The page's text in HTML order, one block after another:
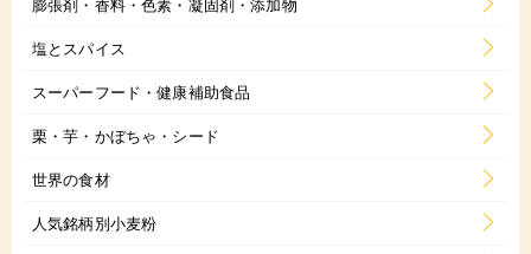
塩とスパイス
スーパーフード・健康補助食品
栗・芋・かぼちゃ・シード
世界の食材
人気銘柄別小麦粉